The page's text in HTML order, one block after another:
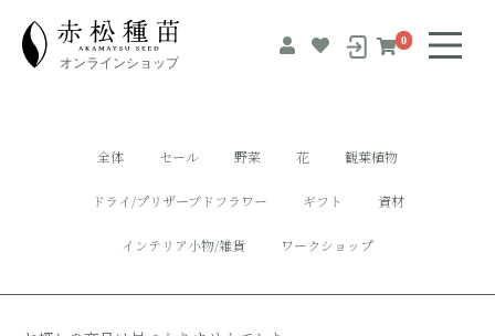
0
全体 セール 野菜 花 観葉植物
ドライ/プリザーブドフラワー ギフト 資材
インテリア小物/雑貨 ワークショップ